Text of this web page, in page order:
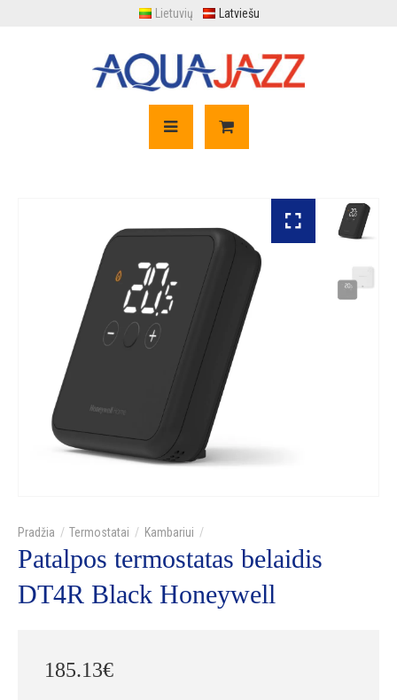
Lietuvių Latviešu
Termostatai Kambariui
Patalpos termostatas belaidis
DT4R Black Honeywell
185.13€